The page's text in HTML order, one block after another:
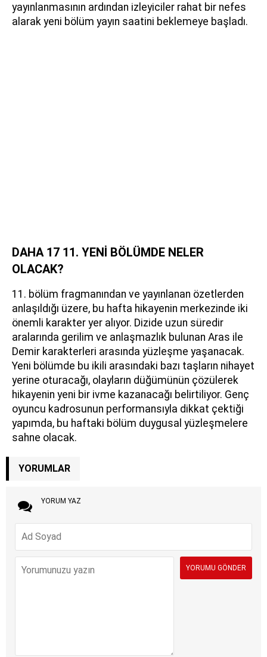
yayınlanmasının ardından izleyiciler rahat bir nefes
alarak yeni bölüm yayın saatini beklemeye başladı.
DAHA 17 11. YENİ BÖLÜMDE NELER
OLACAK?
11. bölüm fragmanından ve yayınlanan özetlerden
anlaşıldığı üzere, bu hafta hikayenin merkezinde iki
önemli karakter yer alıyor. Dizide uzun süredir
aralarında gerilim ve anlaşmazlık bulunan Aras ile
Demir karakterleri arasında yüzleşme yaşanacak.
Yeni bölümde bu ikili arasındaki bazı taşların nihayet
yerine oturacağı, olayların düğümünün çözülerek
hikayenin yeni bir ivme kazanacağı belirtiliyor. Genç
oyuncu kadrosunun performansıyla dikkat çektiği
yapımda, bu haftaki bölüm duygusal yüzleşmelere
sahne olacak.
YORUMLAR
YORUM YAZ